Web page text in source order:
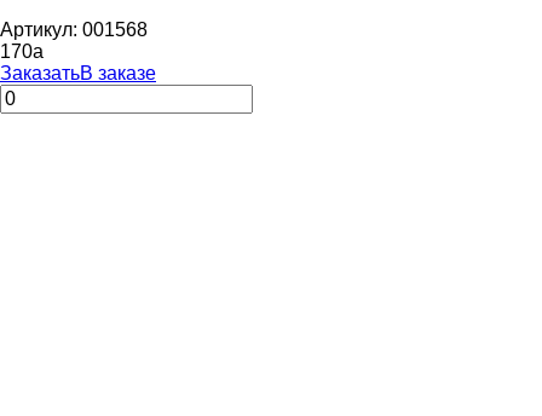
Артикул: 001568
170a
ЗаказатьВ заказе